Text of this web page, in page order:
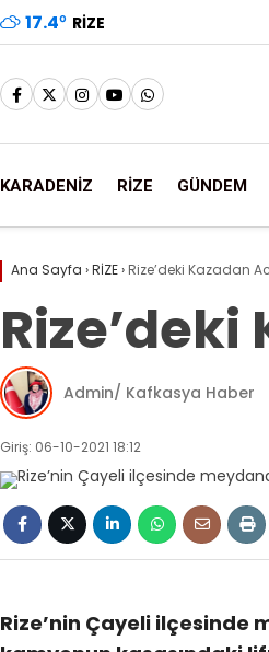
17.4° RIZE
KARADENİZ RİZE GÜNDEM
Ana Sayfa ›RİZE› Rize’deki Kazadan
Rize’deki
Admin/ Kafkasya Haber
Giriş: 06-10-2021 18:12
Rize’nin Çayeli ilçesinde